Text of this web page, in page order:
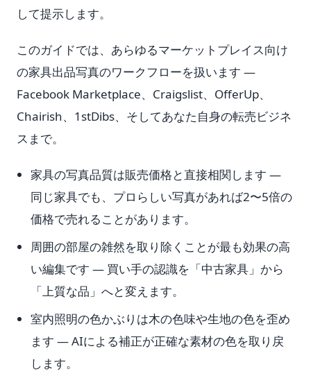
して提示します。
このガイドでは、あらゆるマーケットプレイス向け
の家具出品写真のワークフローを扱います —
Facebook Marketplace、Craigslist、OfferUp、
Chairish、1stDibs、そしてあなた自身の転売ビジネ
スまで。
家具の写真品質は販売価格と直接相関します —
同じ家具でも、プロらしい写真があれば2〜5倍の
価格で売れることがあります。
周囲の部屋の雑然を取り除くことが最も効果の高
い編集です — 買い手の認識を「中古家具」から
「上質な品」へと変えます。
室内照明の色かぶりは木の色味や生地の色を歪め
ます — AIによる補正が正確な素材の色を取り戻
します。